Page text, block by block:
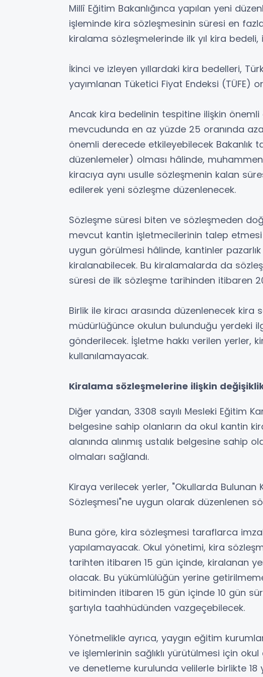
Millî Eğitim Bakanlığınca yapılan yeni
işleminde kira sözleşmesinin süresi en
kiralama sözleşmelerinde ilk yıl kira
İkinci ve izleyen yıllardaki kira bedelleri,
yayımlanan Tüketici Fiyat Endeksi (TÜFE)
Ancak kira bedelinin tespitine ilişkin
mevcudunda en az yüzde 25 oranında
önemli derecede etkileyebilecek Bakanlık
düzenlemeler) olması hâlinde,
kiracıya aynı usulle sözleşmenin kalan
edilerek yeni sözleşme düzenlenecek.
Sözleşme süresi biten ve sözleşmeden
mevcut kantin işletmecilerinin talep
uygun görülmesi hâlinde, kantinler
kiralanabilecek. Bu kiralamalarda da
süresi de ilk sözleşme tarihinden itibaren
Birlik ile kiracı arasında düzenlenecek kira
müdürlüğünce okulun bulunduğu yerdeki
gönderilecek. İşletme hakkı verilen yerler,
kullanılamayacak.
Kiralama sözleşmelerine ilişkin
Diğer yandan, 3308 sayılı Mesleki Eğitim
belgesine sahip olanların da okul kantin
alanında alınmış ustalık belgesine sahip
olmaları sağlandı.
Kiraya verilecek yerler, "Okullarda Bulunan
Sözleşmesi"ne uygun olarak düzenlenen
Buna göre, kira sözleşmesi taraflarca
yapılamayacak. Okul yönetimi, kira
tarihten itibaren 15 gün içinde, kiralanan
olacak. Bu yükümlülüğün yerine
bitiminden itibaren 15 gün içinde 10 gün
şartıyla taahhüdünden vazgeçebilecek.
Yönetmelikle ayrıca, yaygın eğitim
ve işlemlerinin sağlıklı yürütülmesi için
ve denetleme kurulunda velilerle birlikte 18